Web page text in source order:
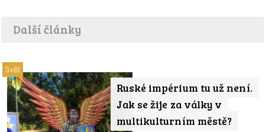
Další články
Ruské impérium tu už není.
Jak se žije za války v
multikulturním městě?
Svět